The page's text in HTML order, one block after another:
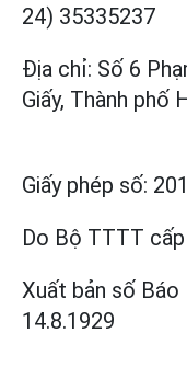
24) 35335237
Địa chỉ: Số 6
Giấy, Thành phố
Giấy phép số:
Do Bộ TTTT cấp
Xuất bản số
14.8.1929